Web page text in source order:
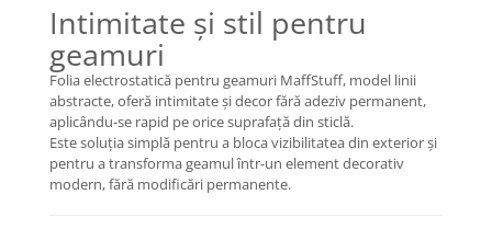
Intimitate și stil pentru
geamuri
Folia electrostatică pentru geamuri MaffStuff, model linii
abstracte, oferă intimitate și decor fără adeziv permanent,
aplicându-se rapid pe orice suprafață din sticlă.
Este soluția simplă pentru a bloca vizibilitatea din exterior și
pentru a transforma geamul într-un element decorativ
modern, fără modificări permanente.